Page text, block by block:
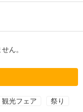
ん。
光フェア 祭り